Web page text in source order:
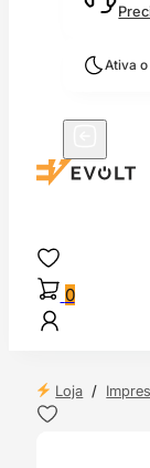
Ativa
0
Loja /